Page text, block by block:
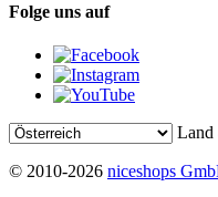
Folge uns auf
Land
© 2010-2026 niceshops